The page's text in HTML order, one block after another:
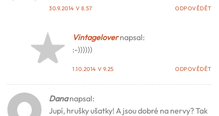
30.9.2014 V 8.57 ODPOVĚDĚT
Vintagelover napsal:
:-))))))
1.10.2014 V 9.25 ODPOVĚDĚT
Dana napsal:
Jupí, hrušky ušatky! A jsou dobré na nervy? Tak